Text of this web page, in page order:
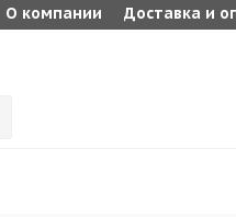
О компании Доставка и